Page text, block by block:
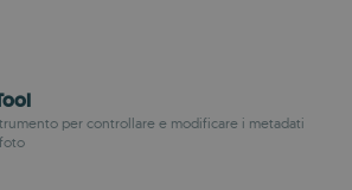
per controllare e modificare i metadati